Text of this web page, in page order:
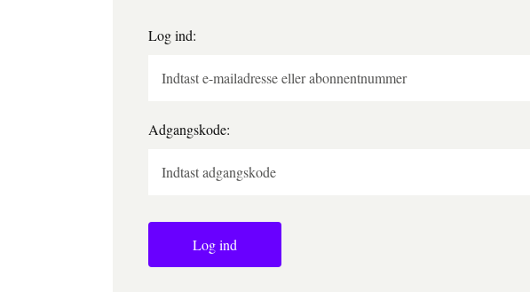
Log ind:
Adgangskode:
Log ind